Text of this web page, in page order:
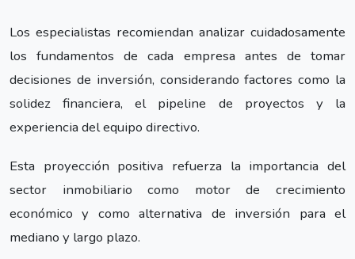
Los especialistas recomiendan analizar cuidadosamente
los fundamentos de cada empresa antes de tomar
decisiones de inversión, considerando factores como la
solidez financiera, el pipeline de proyectos y la
experiencia del equipo directivo.
Esta proyección positiva refuerza la importancia del
sector inmobiliario como motor de crecimiento
económico y como alternativa de inversión para el
mediano y largo plazo.